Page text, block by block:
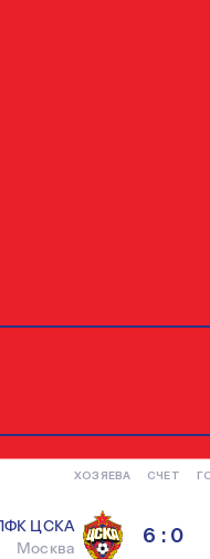
ХОЗЯЕВА СЧЕТ
ЦСКА
Москва
6 : 0